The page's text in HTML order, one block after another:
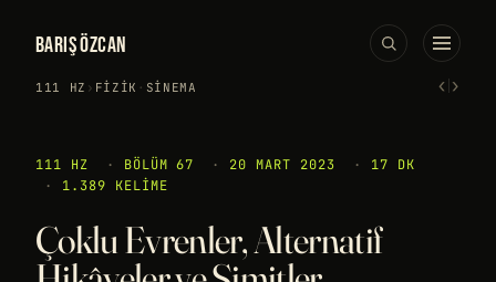
BARIŞ ÖZCAN
111 HZ › FIZIK · SINEMA ‹›
111 HZ · BÖLÜM 67 · 20 MART 2023 ·
17 DK
·
1.389 KELIME
Çoklu Evrenler, Alternatif